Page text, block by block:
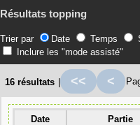
Résultats topping
Trier par Date Temps
Inclure les "mode assisté"
16 résultats << <
Date Partie